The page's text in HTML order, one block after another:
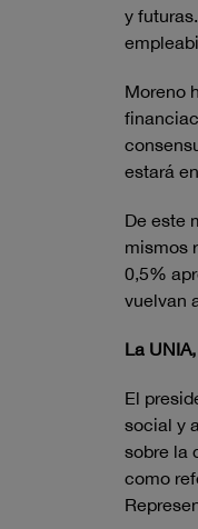
y
Moreno
estará
De este
mismos
0,5%
vuelvan
La
El
social y
sobre la
como